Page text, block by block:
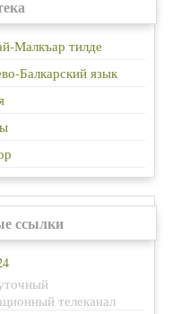
Малкъар тилде
Балкарский язык
ссылки
телеканал